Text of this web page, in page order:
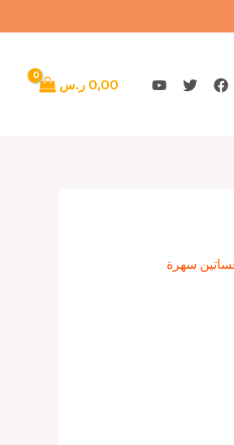
0,00 ر.س
سهرة